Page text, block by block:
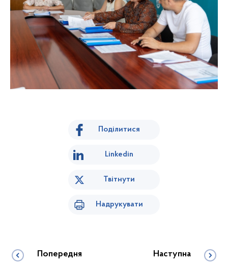
Поділитися
Linkedin
Твітнути
Надрукувати
Попередня Наступна